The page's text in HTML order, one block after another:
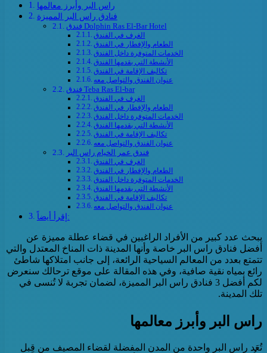
راس البر وأبرز معالمها
فنادق راس البر المميزة
فندق Dolphin Ras El-Bar Hotel
الغرف في الفندق
الطعام والإفطار في الفندق
الخدمات المتوفرة داخل الفندق
الأنشطة التي يقدمها الفندق
تكاليف الإقامة في الفندق
عنوان الفندق والتواصل معه
فندق Teba Ras El-bar
الغرف في الفندق
الطعام والإفطار في الفندق
الخدمات المتوفرة داخل الفندق
الأنشطة التي يقدمها الفندق
تكاليف الإقامة في الفندق
عنوان الفندق والتواصل معه
فندق عمر الخيام راس البر
الغرف في الفندق
الطعام والإفطار في الفندق
الخدمات المتوفرة داخل الفندق
الأنشطة التي يقدمها الفندق
تكاليف الإقامة في الفندق
عنوان الفندق والتواصل معه
إقرأ أيضاً:
يبحث عدد كبير من الأفراد الراغبين في قضاء عطلة مميزة عن
أفضل فنادق راس البر خاصة وأنها المدينة ذات المناخ المعتدل والتي
تتمتع بعدد من المعالم السياحية الرائعة، إلى جانب امتلاكها شاطئ
رائع بمياه نقية صافية، وفي هذه المقالة على موقع ترحالك سنعرض
لكم أفضل 3 فنادق راس البر المميزة، لضمان تجربة لا تُنسى في
تلك المدينة.
راس البر وأبرز معالمها
تُعَد راس البر واحدة من المدن المفضلة لقضاء المصيف من قِبل